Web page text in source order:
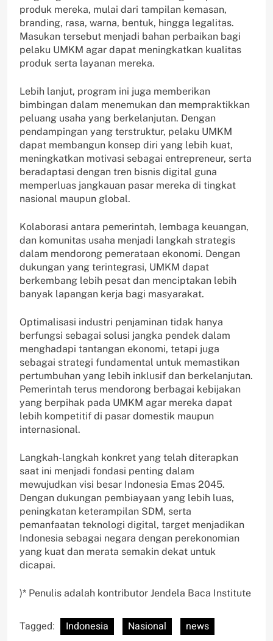
produk mereka, mulai dari tampilan kemasan,
branding, rasa, warna, bentuk, hingga legalitas.
Masukan tersebut menjadi bahan perbaikan bagi
pelaku UMKM agar dapat meningkatkan kualitas
produk serta layanan mereka.
Lebih lanjut, program ini juga memberikan
bimbingan dalam menemukan dan mempraktikkan
peluang usaha yang berkelanjutan. Dengan
pendampingan yang terstruktur, pelaku UMKM
dapat membangun konsep diri yang lebih kuat,
meningkatkan motivasi sebagai entrepreneur, serta
beradaptasi dengan tren bisnis digital guna
memperluas jangkauan pasar mereka di tingkat
nasional maupun global.
Kolaborasi antara pemerintah, lembaga keuangan,
dan komunitas usaha menjadi langkah strategis
dalam mendorong pemerataan ekonomi. Dengan
dukungan yang terintegrasi, UMKM dapat
berkembang lebih pesat dan menciptakan lebih
banyak lapangan kerja bagi masyarakat.
Optimalisasi industri penjaminan tidak hanya
berfungsi sebagai solusi jangka pendek dalam
menghadapi tantangan ekonomi, tetapi juga
sebagai strategi fundamental untuk memastikan
pertumbuhan yang lebih inklusif dan berkelanjutan.
Pemerintah terus mendorong berbagai kebijakan
yang berpihak pada UMKM agar mereka dapat
lebih kompetitif di pasar domestik maupun
internasional.
Langkah-langkah konkret yang telah diterapkan
saat ini menjadi fondasi penting dalam
mewujudkan visi besar Indonesia Emas 2045.
Dengan dukungan pembiayaan yang lebih luas,
peningkatan keterampilan SDM, serta
pemanfaatan teknologi digital, target menjadikan
Indonesia sebagai negara dengan perekonomian
yang kuat dan merata semakin dekat untuk
dicapai.
)* Penulis adalah kontributor Jendela Baca Institute
Tagged: Indonesia Nasional
news